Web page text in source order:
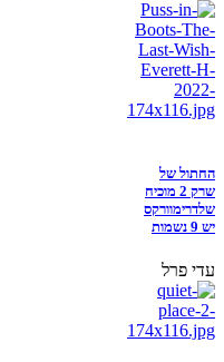
החתול של
שרק 2 מוכיח
שלדרימוורקס
יש 9 נשמות
עדי פרל